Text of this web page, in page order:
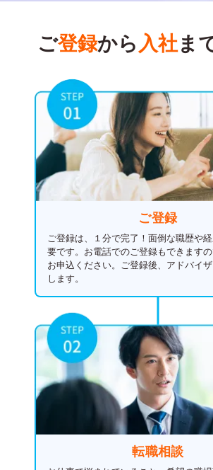
ご登録から入社ま
ご登録
ご登録は、１分で完了！面倒な職歴や
要です。お電話でのご登録もできます
お申込ください。 ご登録後、アドバイ
します。
転職相談